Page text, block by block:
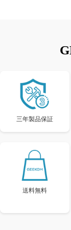
三年製品保証
送料無料